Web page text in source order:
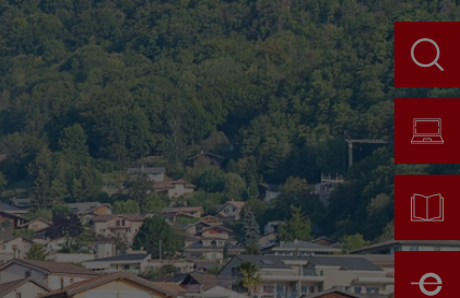
Situation, accès, météo
Météo